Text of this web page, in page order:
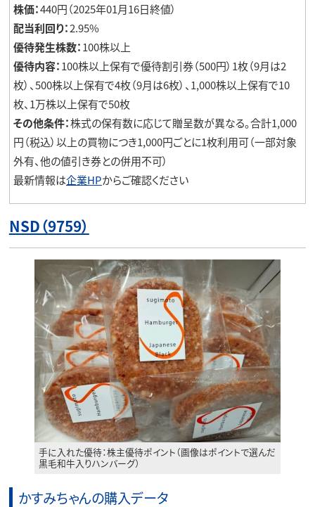
株価：440円（2025年01月16日終値）
配当利回り：2.95%
優待発生株数：100株以上
優待内容：100株以上保有で優待割引券（500円）1枚（9月は2
枚）、500株以上保有で4枚（9月は6枚）、1,000株以上保有で10
枚、1万株以上保有で50枚
その他条件：株式の保有数に応じて贈呈数が異なる。合計1,000
円（税込）以上の買物につき1,000円ごとに1枚利用可（一部対象
外有、他の値引き券との併用不可）
最新情報は企業HPからご確認ください
NSD（9759）
手に入れた優待：株主優待ポイント（画像はポイントで選んだ
黒毛和牛入りハンバーグ）
かすみちゃんの購入データ